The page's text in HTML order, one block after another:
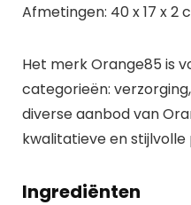
Afmetingen: 40 x 17 x 2
Het merk Orange85 is
categorieën:
diverse aanbod van
kwalitatieve en
Ingrediënten